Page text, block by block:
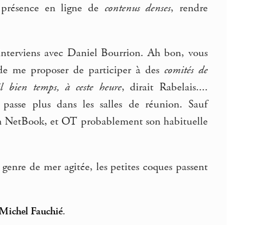
en ligne de contenus denses, rendre
avec Daniel Bourrion. Ah bon, vous
me proposer de participer à des comités de
bien temps, à ceste heure, dirait Rabelais....
plus dans les salles de réunion. Sauf
NetBook, et OT probablement son habituelle
de mer agitée, les petites coques passent
Fauchié.